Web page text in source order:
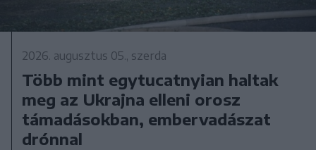
2026. augusztus 05., szerda
Több mint egytucatnyian haltak
meg az Ukrajna elleni orosz
támadásokban, embervadászat
drónnal